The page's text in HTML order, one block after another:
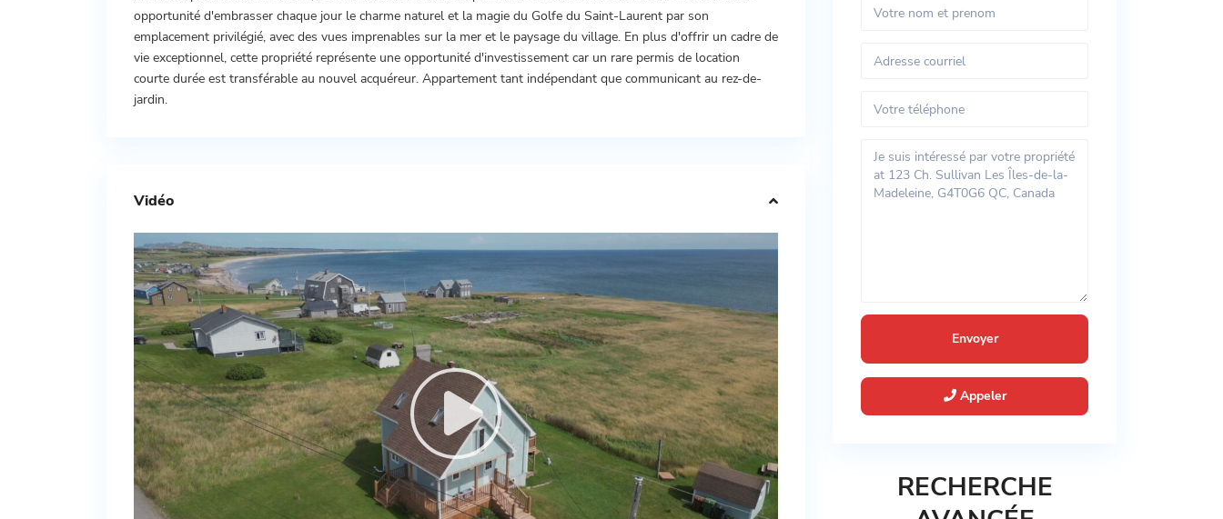
opportunité d'embrasser chaque jour le charme naturel et la magie du Golfe du Saint-Laurent par son
emplacement privilégié, avec des vues imprenables sur la mer et le paysage du village. En plus d'offrir un cadre de
vie exceptionnel, cette propriété représente une opportunité d'investissement car un rare permis de location
courte durée est transférable au nouvel acquéreur. Appartement tant indépendant que communicant au rez-de-
jardin.
Vidéo
Appeler
RECHERCHE